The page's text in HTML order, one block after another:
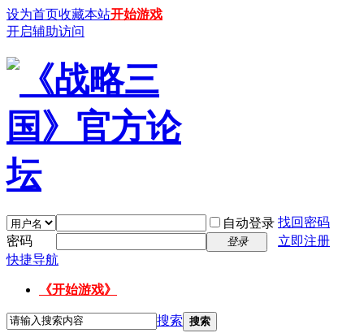
设为首页收藏本站开始游戏
开启辅助访问
自动登录 找回密码
密码
登录
立即注册
快捷导航
《开始游戏》
搜索 搜索